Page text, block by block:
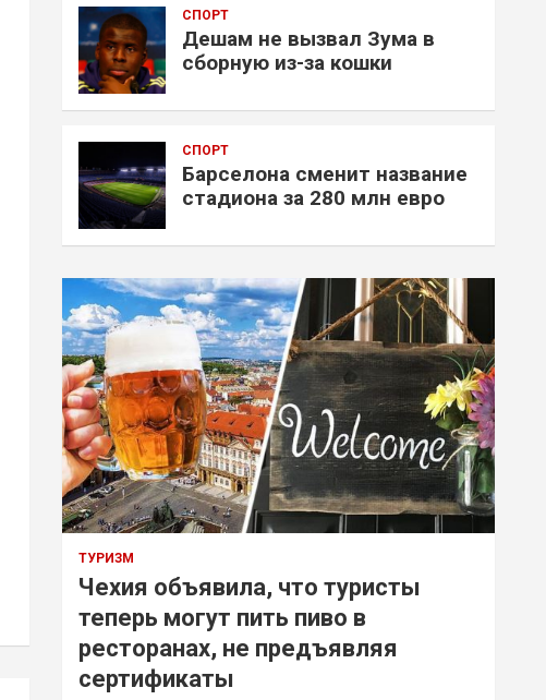
СПОРТ
Дешам не вызвал Зума в
сборную из-за кошки
СПОРТ
Барселона сменит название
стадиона за 280 млн евро
ТУРИЗМ
Чехия объявила, что туристы
теперь могут пить пиво в
ресторанах, не предъявляя
сертификаты